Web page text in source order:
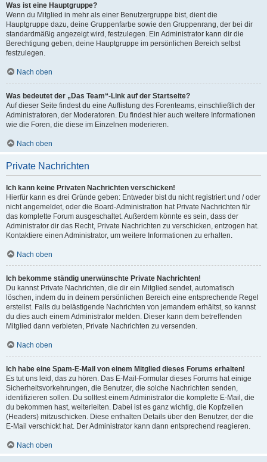
Was ist eine Hauptgruppe?
Wenn du Mitglied in mehr als einer Benutzergruppe bist, dient die
Hauptgruppe dazu, deine Gruppenfarbe sowie den Gruppenrang, der bei dir
standardmäßig angezeigt wird, festzulegen. Ein Administrator kann dir die
Berechtigung geben, deine Hauptgruppe im persönlichen Bereich selbst
festzulegen.
Nach oben
Was bedeutet der „Das Team“-Link auf der Startseite?
Auf dieser Seite findest du eine Auflistung des Forenteams, einschließlich der
Administratoren, der Moderatoren. Du findest hier auch weitere Informationen
wie die Foren, die diese im Einzelnen moderieren.
Nach oben
Private Nachrichten
Ich kann keine Privaten Nachrichten verschicken!
Hierfür kann es drei Gründe geben: Entweder bist du nicht registriert und / oder
nicht angemeldet, oder die Board-Administration hat Private Nachrichten für
das komplette Forum ausgeschaltet. Außerdem könnte es sein, dass der
Administrator dir das Recht, Private Nachrichten zu verschicken, entzogen hat.
Kontaktiere einen Administrator, um weitere Informationen zu erhalten.
Nach oben
Ich bekomme ständig unerwünschte Private Nachrichten!
Du kannst Private Nachrichten, die dir ein Mitglied sendet, automatisch
löschen, indem du in deinem persönlichen Bereich eine entsprechende Regel
erstellst. Falls du belästigende Nachrichten von jemandem erhältst, so kannst
du dies auch einem Administrator melden. Dieser kann dem betreffenden
Mitglied dann verbieten, Private Nachrichten zu versenden.
Nach oben
Ich habe eine Spam-E-Mail von einem Mitglied dieses Forums erhalten!
Es tut uns leid, das zu hören. Das E-Mail-Formular dieses Forums hat einige
Sicherheitsvorkehrungen, die Benutzer, die solche Nachrichten senden,
identifizieren sollen. Du solltest einem Administrator die komplette E-Mail, die
du bekommen hast, weiterleiten. Dabei ist es ganz wichtig, die Kopfzeilen
(Headers) mitzuschicken. Diese enthalten Details über den Benutzer, der die
E-Mail verschickt hat. Der Administrator kann dann entsprechend reagieren.
Nach oben